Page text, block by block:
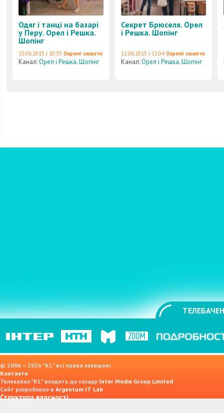
Одяг і танці на базарі
у Перу. Орел і Решка.
Шопінг
13.08.2015 | 10:33 Окремі сюжети
Канал:Орел і Решка. Шопінг
Секрет Брюселя. Орел
і Решка. Шопінг
12.08.2015 | 12:04 Окремі сюжети
Канал:Орел і Решка. Шопінг
© 2006 — 2026 "K1" всі права захищені.
Контакти
Телеканал "К1" входить до складу Inter Media Group Limited
Сайт розроблено в Argentum IT Lab
Структура власності